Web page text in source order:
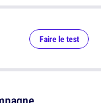
Faire le test